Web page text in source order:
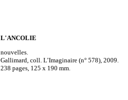
L'ANCOLIE
nouvelles.
Gallimard, coll. L’Imaginaire (n° 578), 2009.
238 pages, 125 x 190 mm.